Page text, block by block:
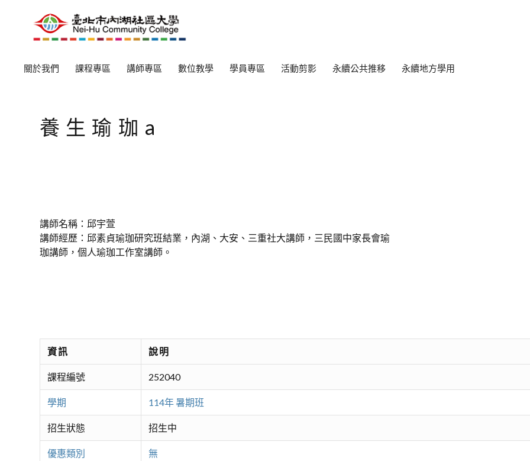
關於我們 課程專區 講師專區 數位教學 學員專區 活動剪影 永續公共推移 永續地方學用
養生瑜珈a
講師名稱：邱宇萱
講師經歷：邱素貞瑜珈研究班結業，內湖、大安、三重社大講師，三民國中家長會瑜
珈講師，個人瑜珈工作室講師。
資訊 說明
課程編號 252040
學期 114年 暑期班
招生狀態 招生中
優惠類別 無